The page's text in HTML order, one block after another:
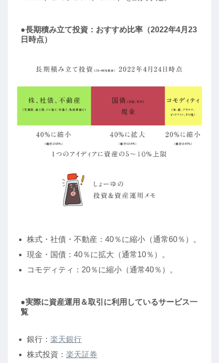
●長期積み立て投資：おすすめ比率（2022年4月23
日時点）
株式・社債・不動産：40％に縮小（通常60％）。
現金・国債：40％に拡大（通常10％）。
コモディティ：20％に縮小（通常40％）。
●実際に資産運用＆取引に利用しているサービス一
覧
銀行：楽天銀行
株式投資：楽天証券